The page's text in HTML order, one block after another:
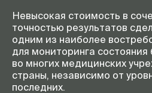
Невысокая стоимость в
точностью результатов
одним из наиболее
для мониторинга состояния
во многих медицинских
страны, независимо от
последних.